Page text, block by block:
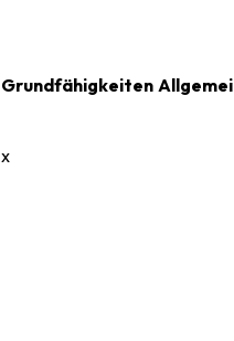
Grundfähigkeiten
x